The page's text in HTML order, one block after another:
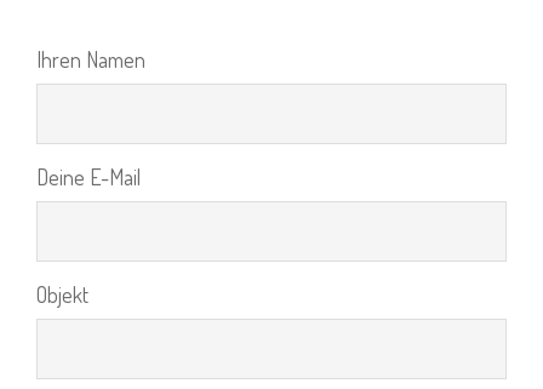
Ihren Namen
Deine E-Mail
Objekt